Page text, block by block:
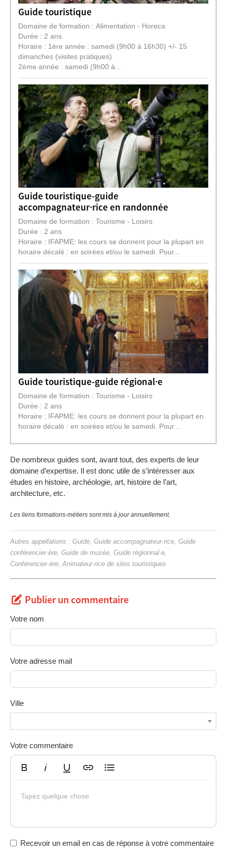
Guide touristique
Domaine de formation : Alimentation - Horeca
Durée : 2 ans
Horaire : 1ère année : samedi (9h00 à 16h30) +/- 15
dimanches (visites pratiques)
2ème année : samedi (9h00 à...
Guide touristique-guide
accompagnateur·rice en randonnée
Domaine de formation : Tourisme - Loisirs
Durée : 2 ans
Horaire : IFAPME: les cours se donnent pour la plupart en
horaire décalé : en soirées et/ou le samedi. Pour...
Guide touristique-guide régional·e
Domaine de formation : Tourisme - Loisirs
Durée : 2 ans
Horaire : IFAPME: les cours se donnent pour la plupart en
horaire décalé : en soirées et/ou le samedi. Pour...
De nombreux guides sont, avant tout, des experts de leur
domaine d’expertise. Il est donc utile de s’intéresser aux
études en histoire, archéologie, art, histoire de l’art,
architecture, etc.
Les liens formations-métiers sont mis à jour annuellement.
Autres appellations : Guide, Guide accompagnateur·rice, Guide
conférencier·ère, Guide de musée, Guide régionnal·e,
Conférencier·ère, Animateur·rice de sites touristiques
Publier un commentaire
Votre nom
Votre adresse mail
Ville
Votre commentaire
Tapez quelque chose
Recevoir un email en cas de réponse à votre commentaire